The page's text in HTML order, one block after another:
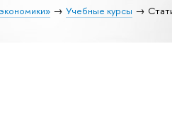
Учебные курсы